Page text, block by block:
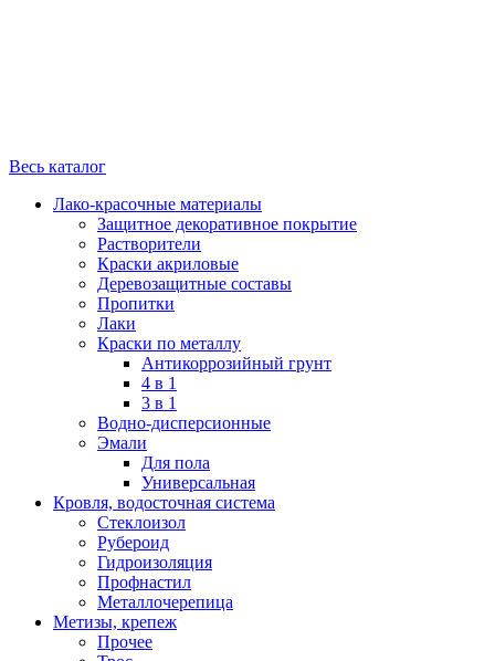
Весь каталог
Лако-красочные материалы
Защитное декоративное покрытие
Растворители
Краски акриловые
Деревозащитные составы
Пропитки
Лаки
Краски по металлу
Антикоррозийный грунт
4 в 1
3 в 1
Водно-дисперсионные
Эмали
Для пола
Универсальная
Кровля, водосточная система
Стеклоизол
Рубероид
Гидроизоляция
Профнастил
Металлочерепица
Метизы, крепеж
Прочее